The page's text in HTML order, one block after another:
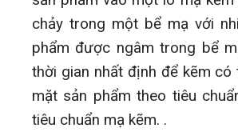
chảy trong một bể mạ với
phẩm được ngâm trong bể
thời gian nhất định để kẽm có
mặt sản phẩm theo tiêu
tiêu chuẩn mạ kẽm. .